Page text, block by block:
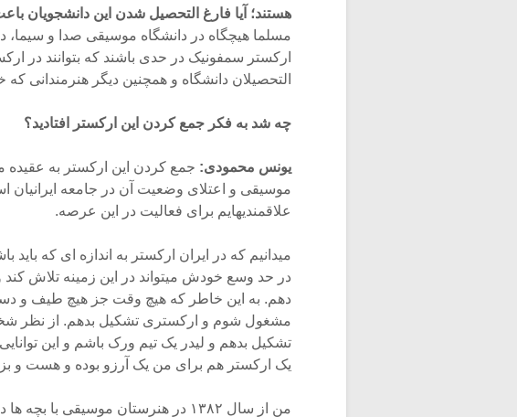
هستند؛ آیا فارغ التحصیل شدن این دانشجویان
مسلما هیچگاه در دانشگاه موسیقی صدا و سیما،
ارکستر سمفونیک در حدی باشند که بتوانند در
التحصیلان دانشگاه و همچنین دیگر هنرمندانی
چه شد به فکر جمع کردن این ارکستر افتادید؟
یونس محمودی: جمع کردن این ارکستر به عقیده
موسیقی و اعتلای وضعیت آن در جامعه
علاقمندیهایم برای فعالیت در این عرصه.
میدانیم که در ایران ارکستر به اندازه ای که
در حد وسع خودش میتواند در این زمینه تلاش
دهم. به این خاطر که هیچ وقت جز هیچ طیف و
مشغول شوم و ارکستری تشکیل بدهم. از نظر
تشکیل بدهم و لیدر یک تیم ورک باشم و این
یک ارکستر هم برای من یک آرزو بوده و هست
من از سال ۱۳۸۲ در هنرستان موسیقی